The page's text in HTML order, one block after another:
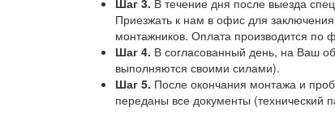
Шаг 3. В течение дня после выезда
Приезжать к нам в офис для
монтажников. Оплата производится по
Шаг 4. В согласованный день, на Ваш
выполняются своими силами).
Шаг 5. После окончания монтажа и
переданы все документы (технический